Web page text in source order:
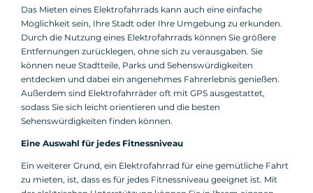
Das Mieten eines Elektrofahrrads kann auch eine einfache
Möglichkeit sein, Ihre Stadt oder Ihre Umgebung zu erkunden.
Durch die Nutzung eines Elektrofahrrads können Sie größere
Entfernungen zurücklegen, ohne sich zu verausgaben. Sie
können neue Stadtteile, Parks und Sehenswürdigkeiten
entdecken und dabei ein angenehmes Fahrerlebnis genießen.
Außerdem sind Elektrofahrräder oft mit GPS ausgestattet,
sodass Sie sich leicht orientieren und die besten
Sehenswürdigkeiten finden können.
Eine Auswahl für jedes Fitnessniveau
Ein weiterer Grund, ein Elektrofahrrad für eine gemütliche Fahrt
zu mieten, ist, dass es für jedes Fitnessniveau geeignet ist. Mit